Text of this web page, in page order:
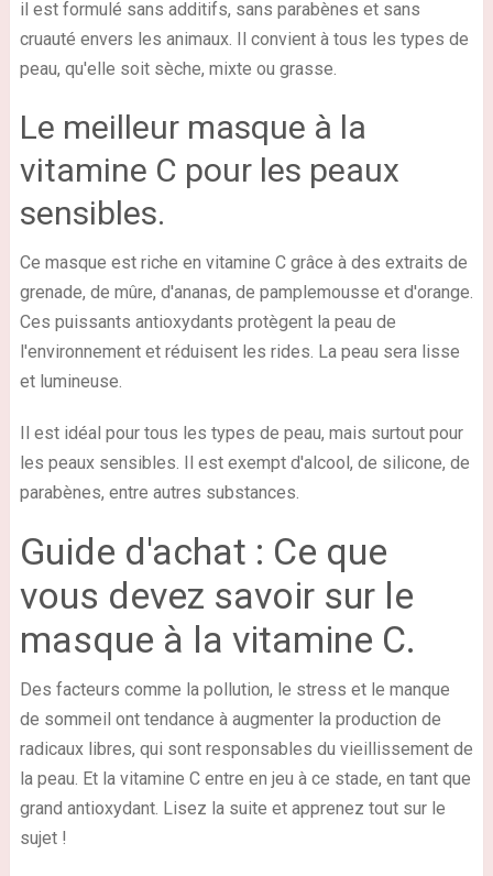
il est formulé sans additifs, sans parabènes et sans
cruauté envers les animaux. Il convient à tous les types de
peau, qu'elle soit sèche, mixte ou grasse.
Le meilleur masque à la
vitamine C pour les peaux
sensibles.
Ce masque est riche en vitamine C grâce à des extraits de
grenade, de mûre, d'ananas, de pamplemousse et d'orange.
Ces puissants antioxydants protègent la peau de
l'environnement et réduisent les rides. La peau sera lisse
et lumineuse.
Il est idéal pour tous les types de peau, mais surtout pour
les peaux sensibles. Il est exempt d'alcool, de silicone, de
parabènes, entre autres substances.
Guide d'achat : Ce que
vous devez savoir sur le
masque à la vitamine C.
Des facteurs comme la pollution, le stress et le manque
de sommeil ont tendance à augmenter la production de
radicaux libres, qui sont responsables du vieillissement de
la peau. Et la vitamine C entre en jeu à ce stade, en tant que
grand antioxydant. Lisez la suite et apprenez tout sur le
sujet !